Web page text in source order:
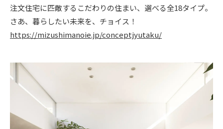
注文住宅に匹敵するこだわりの住まい、選べる全18タイプ。
さあ、暮らしたい未来を、チョイス！
https://mizushimanoie.jp/conceptjyutaku/